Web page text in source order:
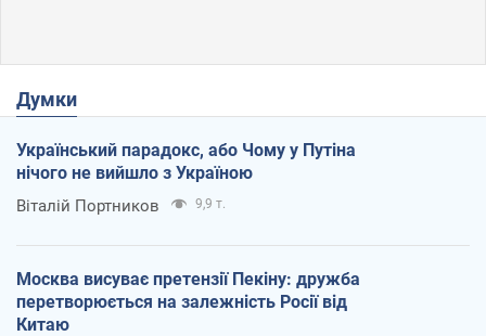
Думки
Український парадокс, або Чому у Путіна
нічого не вийшло з Україною
Віталій Портников 9,9 т.
Москва висуває претензії Пекіну: дружба
перетворюється на залежність Росії від
Китаю